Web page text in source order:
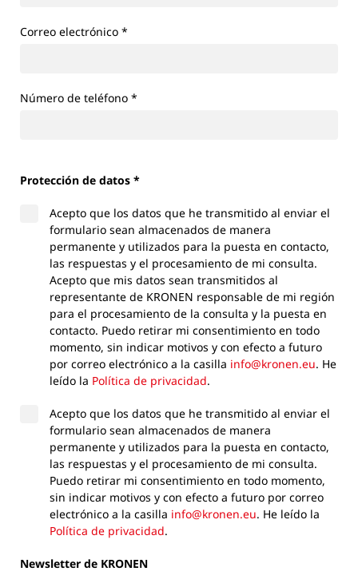
Correo electrónico *
Número de teléfono *
Protección de datos *
Acepto que los datos que he transmitido al enviar el
formulario sean almacenados de manera
permanente y utilizados para la puesta en contacto,
las respuestas y el procesamiento de mi consulta.
Acepto que mis datos sean transmitidos al
representante de KRONEN responsable de mi región
para el procesamiento de la consulta y la puesta en
contacto. Puedo retirar mi consentimiento en todo
momento, sin indicar motivos y con efecto a futuro
por correo electrónico a la casilla info@kronen.eu. He
leído la Política de privacidad.
Acepto que los datos que he transmitido al enviar el
formulario sean almacenados de manera
permanente y utilizados para la puesta en contacto,
las respuestas y el procesamiento de mi consulta.
Puedo retirar mi consentimiento en todo momento,
sin indicar motivos y con efecto a futuro por correo
electrónico a la casilla info@kronen.eu. He leído la
Política de privacidad.
Newsletter de KRONEN